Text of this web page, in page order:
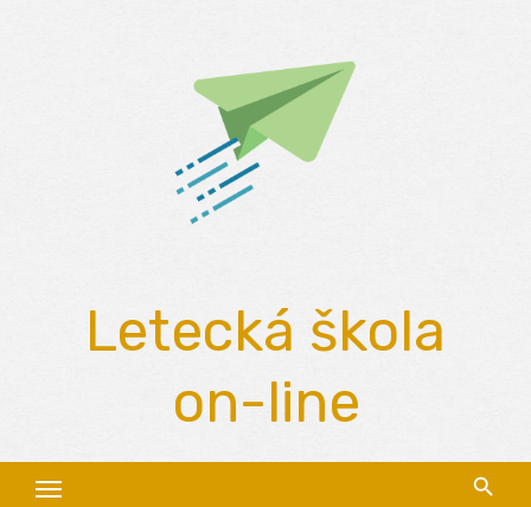
Letecká škola
on-line